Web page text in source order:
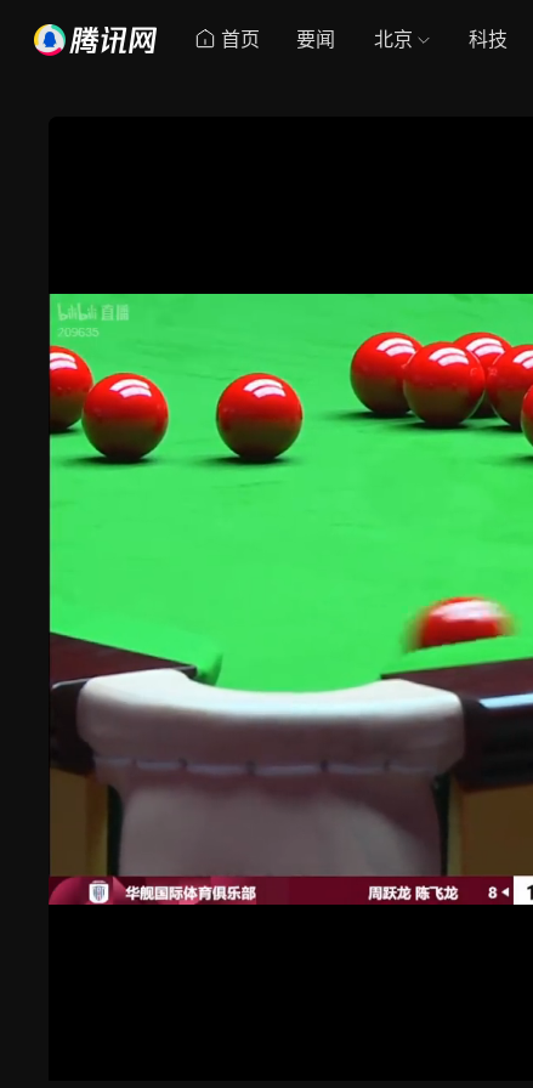
首页 要闻 北京 科技